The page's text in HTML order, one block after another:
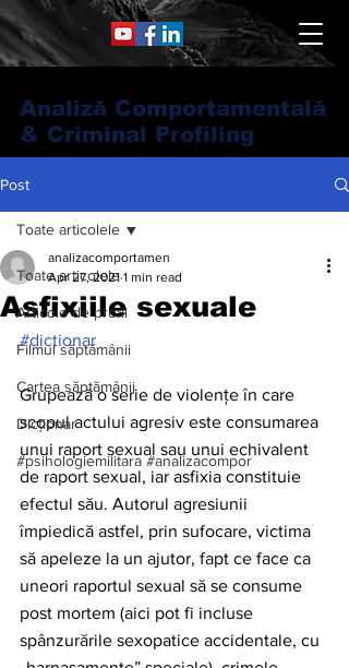
Analiză Comportamentală
& Criminal Profiling
Post
Toate articolele
Articole de profil
Filmul săptămânii
Cartea săptămânii
Dicționar
#psihologiemilitara #analizacompor
Toate articolele
Asfixiile sexuale
analizacomportamen
Apr 27, 2021 1 min read
#dictionar
Grupează o serie de violenţe în care
scopul actului agresiv este consumarea
unui raport sexual sau unui echivalent
de raport sexual, iar asfixia constituie
efectul său. Autorul agresiunii
împiedică astfel, prin sufocare, victima
să apeleze la un ajutor, fapt ce face ca
uneori raportul sexual să se consume
post mortem (aici pot fi incluse
spânzurările sexopatice accidentale, cu